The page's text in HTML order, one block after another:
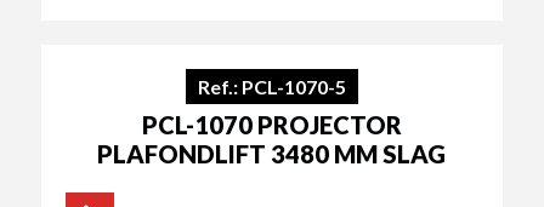
Ref.: PCL-1070-5
PCL-1070 PROJECTOR
PLAFONDLIFT 3480 MM SLAG